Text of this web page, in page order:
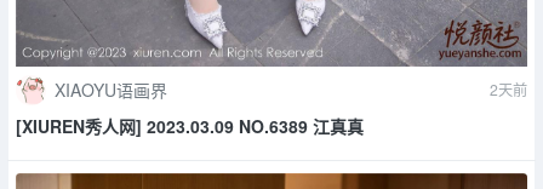
XIAOYU语画界 2天前
[XIUREN秀人网] 2023.03.09 NO.6389 江真真